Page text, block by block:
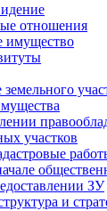
отношения
имущество
земельного
участков
ЗУ
и